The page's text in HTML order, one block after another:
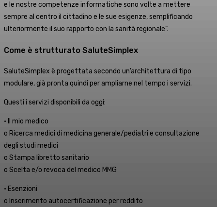
e le nostre competenze informatiche sono volte a mettere
sempre al centro il cittadino e le sue esigenze, semplificando
ulteriormente il suo rapporto con la sanità regionale”.
Come è strutturato SaluteSimplex
SaluteSimplex è progettata secondo un’architettura di tipo
modulare, già pronta quindi per ampliarne nel tempo i servizi.
Questi i servizi disponibili da oggi:
• Il mio medico
o Ricerca medici di medicina generale/pediatri e consultazione
degli studi medici
o Stampa libretto sanitario
o Scelta e/o revoca del medico MMG
• Esenzioni
o Inserimento autocertificazione per reddito